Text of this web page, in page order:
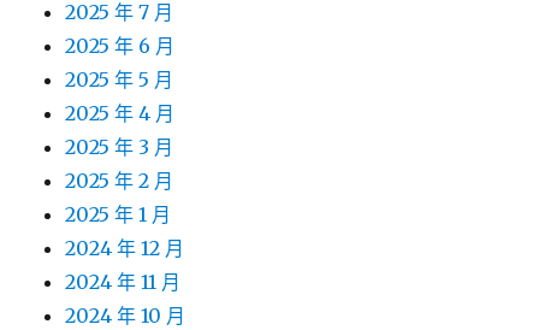
2025 年 7 月
2025 年 6 月
2025 年 5 月
2025 年 4 月
2025 年 3 月
2025 年 2 月
2025 年 1 月
2024 年 12 月
2024 年 11 月
2024 年 10 月